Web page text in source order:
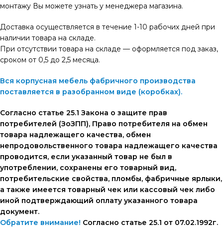
монтажу Вы можете узнать у менеджера магазина.
Доставка осуществляется в течение 1-10 рабочих дней при
наличии товара на складе.
При отсутствии товара на складе — оформляется под заказ,
сроком от 0,5 до 2,5 месяца.
Вся корпусная мебель фабричного производства
поставляется в разобранном виде (коробках).
Согласно статье 25.1 Закона о защите прав
потребителей (ЗоЗПП), Право потребителя на обмен
товара надлежащего качества, обмен
непродовольственного товара надлежащего качества
проводится, если указанный товар не был в
употреблении, сохранены его товарный вид,
потребительские свойства, пломбы, фабричные ярлыки,
а также имеется товарный чек или кассовый чек либо
иной подтверждающий оплату указанного товара
документ.
Обратите внимание! Согласно статье 25.1 от 07.02.1992г.